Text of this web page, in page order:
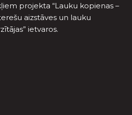
projekta “Lauku kopienas –
aizstāves un lauku
ietvaros.